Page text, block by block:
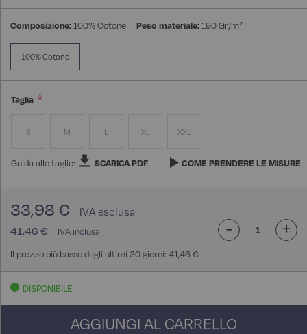
Composizione:100% Cotone Peso materiale:190 Gr/m²
100% Cotone
Taglia
S M L XL XXL
Guida alle taglie: SCARICA PDF COME PRENDERE LE MISURE
41,46 €
33,98 €
Il prezzo più basso degli ultimi 30 giorni: 41,46 €
- +
DISPONIBILE
AGGIUNGI AL CARRELLO